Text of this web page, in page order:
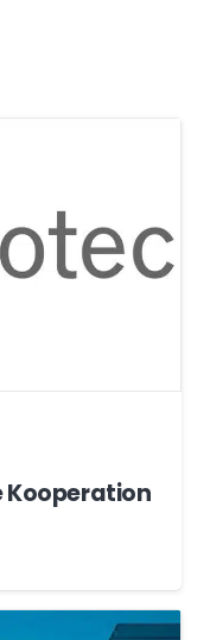
Kooperation